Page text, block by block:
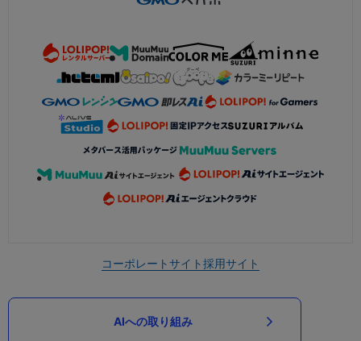
コーポレートサイト採用サイト
AIへの取り組み